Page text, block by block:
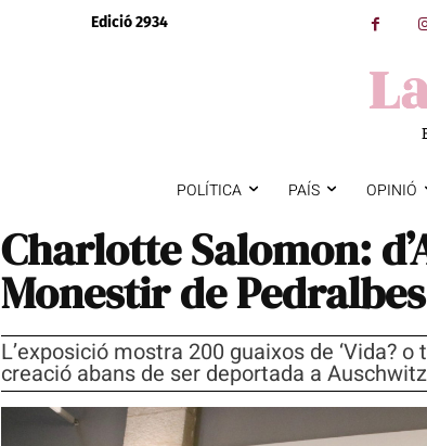
Edició 2934
POLÍTICA PAÍS OPINIÓ
Charlotte Salomon:
Monestir de Pedralbes
L’exposició mostra 200 guaixos de ‘Vida?
creació abans de ser deportada a Auschwitz